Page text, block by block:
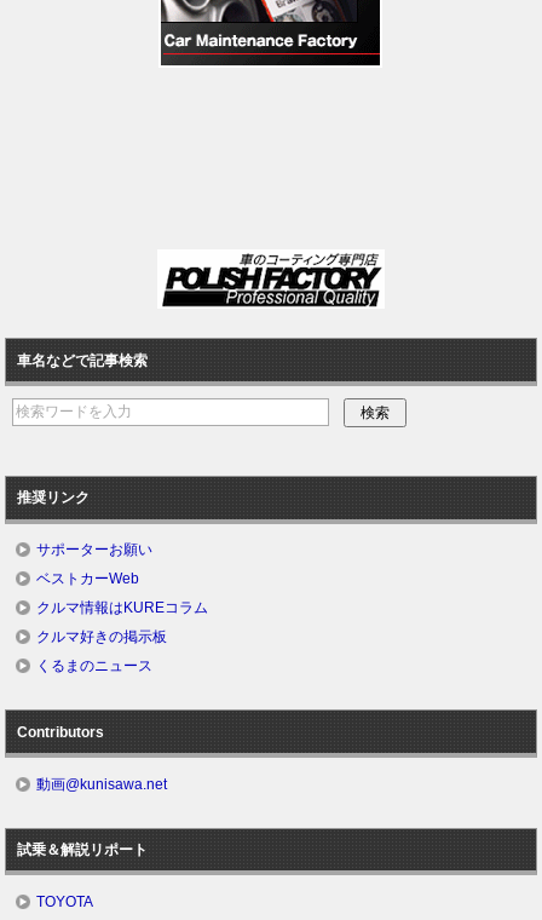
車名などで記事検索
推奨リンク
サポーターお願い
ベストカーWeb
クルマ情報はKUREコラム
クルマ好きの掲示板
くるまのニュース
Contributors
動画@kunisawa.net
試乗＆解説リポート
TOYOTA